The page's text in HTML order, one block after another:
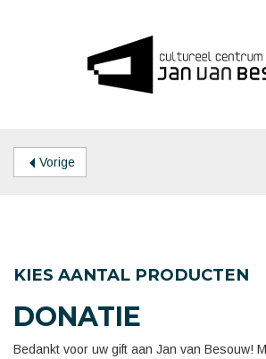
Vorige
KIES AANTAL PRODUCTEN
DONATIE
Bedankt voor uw gift aan Jan van Besouw!